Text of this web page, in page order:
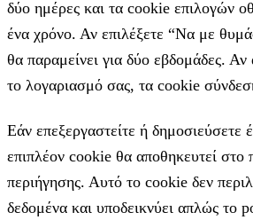
δύο ημέρες και τα cookie επιλογών
ένα χρόνο. Αν επιλέξετε “Να με
θα παραμείνει για δύο εβδομάδες. Αν
το λογαριασμό σας, τα cookie
Εάν επεξεργαστείτε ή δημοσιεύσετε
επιπλέον cookie θα αποθηκευτεί στο
περιήγησης. Αυτό το cookie δεν
δεδομένα και υποδεικνύει απλώς το